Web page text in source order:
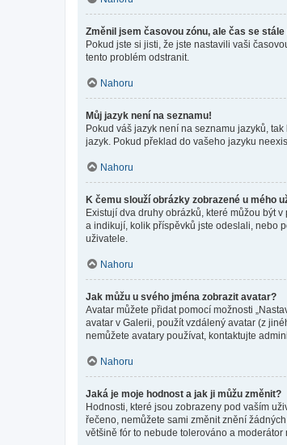
Změnil jsem časovou zónu, ale čas se
Pokud jste si jisti, že jste nastavili vaši
tento problém odstranit.
Nahoru
Můj jazyk není na seznamu!
Pokud váš jazyk není na seznamu jazyků,
jazyk. Pokud překlad do vašeho jazyku
Nahoru
K čemu slouží obrázky zobrazené u mého
Existují dva druhy obrázků, které můžou být
a indikují, kolik příspěvků jste odeslali, nebo
uživatele.
Nahoru
Jak můžu u svého jména zobrazit avatar?
Avatar můžete přidat pomocí možnosti
avatar v Galerii, použít vzdálený avatar (z
nemůžete avatary používat, kontaktujte
Nahoru
Jaká je moje hodnost a jak ji můžu změnit?
Hodnosti, které jsou zobrazeny pod vaším
řečeno, nemůžete sami změnit znění
většině fór to nebude tolerováno a